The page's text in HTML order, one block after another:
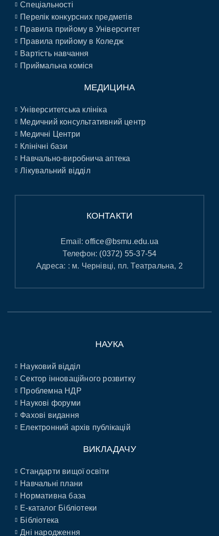
Спеціальності
Перелік конкурсних предметів
Правила прийому в Університет
Правила прийому в Коледж
Вартість навчання
Приймальна коміся
МЕДИЦИНА
Університетська клініка
Медичний консультативний центр
Медичні Центри
Клінічні бази
Навчально-виробнича аптека
Лікувальний відділ
КОНТАКТИ
Email:office@bsmu.edu.ua
Телефон: (0372) 55-37-54
Адреса: : м. Чернівці, пл. Театральна, 2
НАУКА
Науковий відділ
Сектор інноваційного розвитку
Проблемна НДР
Наукові форуми
Фахові видання
Електронний архів публікацій
ВИКЛАДАЧУ
Стандарти вищої освіти
Навчальні плани
Нормативна база
E-каталог Бібліотеки
Бібліотека
Дні народження